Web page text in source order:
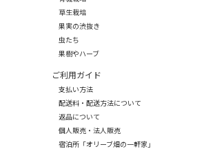
草生栽培
果実の渋抜き
虫たち
果樹やハーブ
ご利用ガイド
支払い方法
配送料・配送方法について
返品について
個人販売・法人販売
宿泊所「オリーブ畑の一軒家」